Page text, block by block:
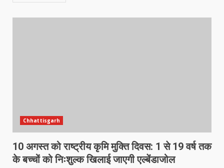
Chhattisgarh
10 अगस्त को राष्ट्रीय कृमि मुक्ति दिवस: 1 से 19 वर्ष तक
के बच्चों को निःशुल्क खिलाई जाएगी एल्बेंडाजोल